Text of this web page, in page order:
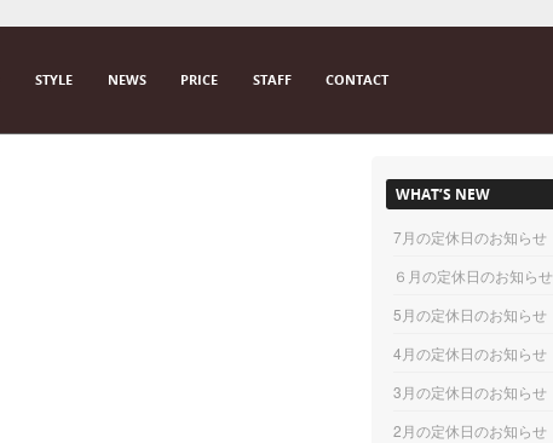
STYLE NEWS PRICE STAFF CONTACT
WHAT’S NEW
7月の定休日のお知らせ
６月の定休日のお知らせ
5月の定休日のお知らせ
4月の定休日のお知らせ
3月の定休日のお知らせ
2月の定休日のお知らせ